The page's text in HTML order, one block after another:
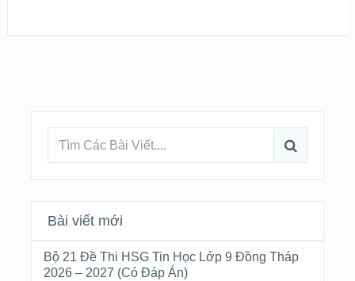
Bài viết mới
Bộ 21 Đề Thi HSG Tin Học Lớp 9 Đồng Tháp
2026 – 2027 (Có Đáp Án)